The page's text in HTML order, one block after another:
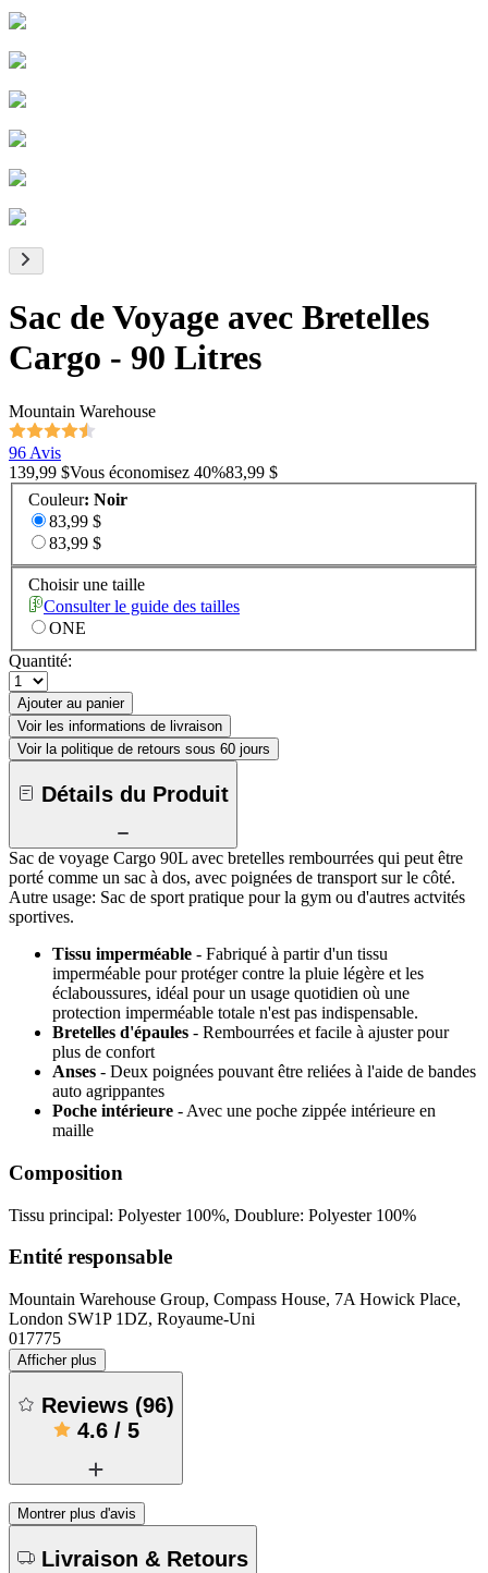
Sac de Voyage avec Bretelles
Cargo - 90 Litres
Mountain Warehouse
96 Avis
139,99 $Vous économisez 40%83,99 $
Couleur: Noir
83,99 $
83,99 $
Choisir une taille
Consulter le guide des tailles
ONE
Quantité:
Ajouter au panier
Voir les informations de livraison
Voir la politique de retours sous 60 jours
Détails du Produit
Sac de voyage Cargo 90L avec bretelles rembourrées qui peut être
porté comme un sac à dos, avec poignées de transport sur le côté.
Autre usage: Sac de sport pratique pour la gym ou d'autres actvités
sportives.
Tissu imperméable - Fabriqué à partir d'un tissu
imperméable pour protéger contre la pluie légère et les
éclaboussures, idéal pour un usage quotidien où une
protection imperméable totale n'est pas indispensable.
Bretelles d'épaules - Rembourrées et facile à ajuster pour
plus de confort
Anses - Deux poignées pouvant être reliées à l'aide de bandes
auto agrippantes
Poche intérieure - Avec une poche zippée intérieure en
maille
Composition
Tissu principal: Polyester 100%, Doublure: Polyester 100%
Entité responsable
Mountain Warehouse Group, Compass House, 7A Howick Place,
London SW1P 1DZ, Royaume-Uni
017775
Afficher plus
Reviews (96)
4.6/ 5
Montrer plus d'avis
Livraison & Retours